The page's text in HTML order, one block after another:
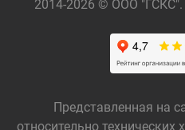
2014-2026 © ООО
Представленная на
относительно технических